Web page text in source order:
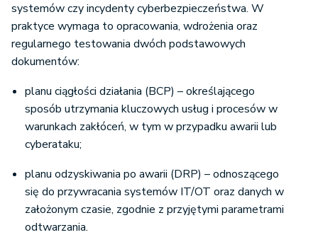
systemów czy incydenty cyberbezpieczeństwa. W
praktyce wymaga to opracowania, wdrożenia oraz
regularnego testowania dwóch podstawowych
dokumentów:
planu ciągłości działania (BCP) – określającego
sposób utrzymania kluczowych usług i procesów w
warunkach zakłóceń, w tym w przypadku awarii lub
cyberataku;
planu odzyskiwania po awarii (DRP) – odnoszącego
się do przywracania systemów IT/OT oraz danych w
założonym czasie, zgodnie z przyjętymi parametrami
odtwarzania.